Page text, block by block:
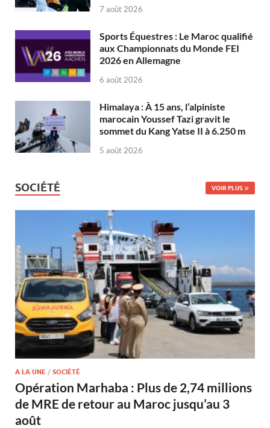
7 août 2026
Sports Équestres : Le Maroc qualifié
aux Championnats du Monde FEI
2026 en Allemagne
6 août 2026
Himalaya : À 15 ans, l’alpiniste
marocain Youssef Tazi gravit le
sommet du Kang Yatse II à 6.250 m
5 août 2026
SOCIÉTÉ VOIR PLUS
A LA UNE / SOCIÉTÉ
Opération Marhaba : Plus de 2,74 millions
de MRE de retour au Maroc jusqu’au 3
août